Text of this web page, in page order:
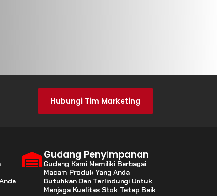
Hubungi Tim Marketing
Gudang Penyimpanan
Gudang Kami Memiliki Berbagai
Macam Produk Yang Anda
Butuhkan Dan Terlindungi Untuk
Menjaga Kualitas Stok Tetap Baik